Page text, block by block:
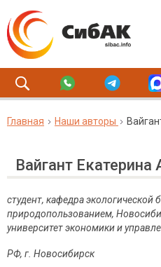
Главная Наши авторы
Вайгант
студент, кафедра экологической
природопользованием,
университет экономики и
РФ, г. Новосибирск